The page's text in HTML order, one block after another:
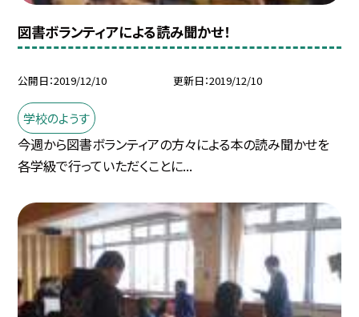
図書ボランティアによる読み聞かせ！
公開日 2019/12/10 更新日 2019/12/10
学校のようす
今週から図書ボランティアの方々による本の読み聞かせを
各学級で行っていただくことに...